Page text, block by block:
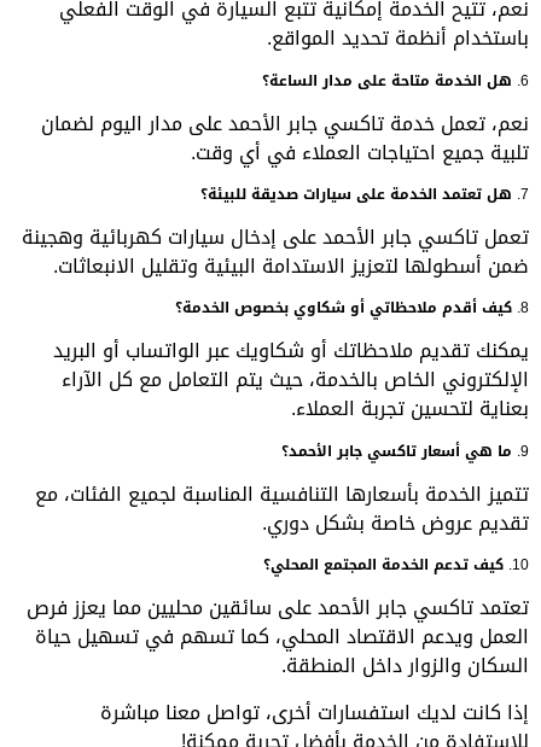
نعم، تتيح الخدمة إمكانية تتبع السيارة في الوقت الفعلي
باستخدام أنظمة تحديد المواقع.
6. هل الخدمة متاحة على مدار الساعة؟
نعم، تعمل خدمة تاكسي جابر الأحمد على مدار اليوم لضمان
تلبية جميع احتياجات العملاء في أي وقت.
7. هل تعتمد الخدمة على سيارات صديقة للبيئة؟
تعمل تاكسي جابر الأحمد على إدخال سيارات كهربائية وهجينة
ضمن أسطولها لتعزيز الاستدامة البيئية وتقليل الانبعاثات.
8. كيف أقدم ملاحظاتي أو شكاوي بخصوص الخدمة؟
يمكنك تقديم ملاحظاتك أو شكاويك عبر الواتساب أو البريد
الإلكتروني الخاص بالخدمة، حيث يتم التعامل مع كل الآراء
بعناية لتحسين تجربة العملاء.
9. ما هي أسعار تاكسي جابر الأحمد؟
تتميز الخدمة بأسعارها التنافسية المناسبة لجميع الفئات، مع
تقديم عروض خاصة بشكل دوري.
10. كيف تدعم الخدمة المجتمع المحلي؟
تعتمد تاكسي جابر الأحمد على سائقين محليين مما يعزز فرص
العمل ويدعم الاقتصاد المحلي، كما تسهم في تسهيل حياة
السكان والزوار داخل المنطقة.
إذا كانت لديك استفسارات أخرى، تواصل معنا مباشرة